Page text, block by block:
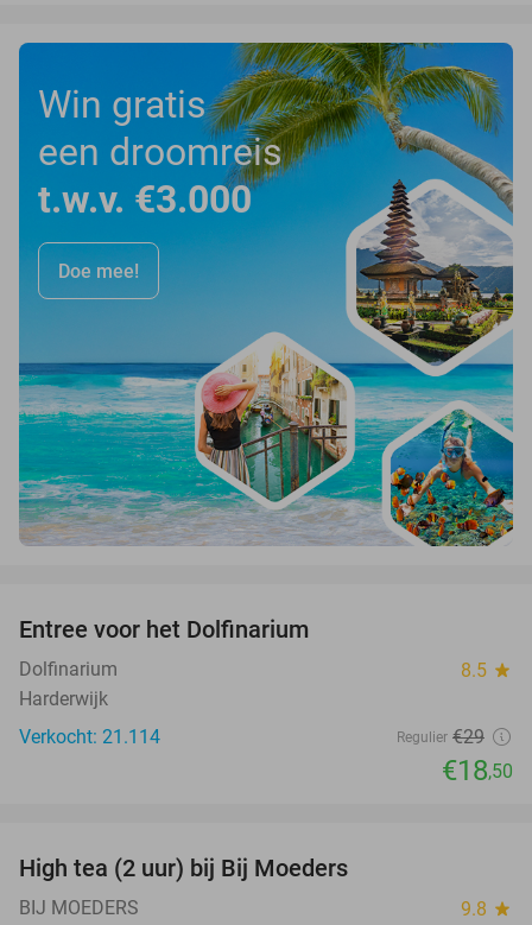
Win gratis
een droomreis
t.w.v. €3.000
Doe mee!
Entree voor het Dolfinarium
Dolfinarium 8.5 star
Harderwijk
Verkocht: 21.114
Regulier €29
€18,50
High tea (2 uur) bij Bij Moeders
BIJ MOEDERS 9.8 star